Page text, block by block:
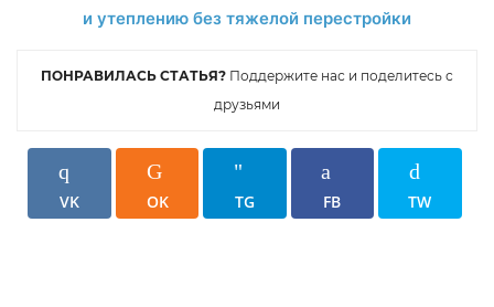
ПОНРАВИЛАСЬ СТАТЬЯ? Поддержите нас и поделитесь с
друзьями
VK OK TG FB TW